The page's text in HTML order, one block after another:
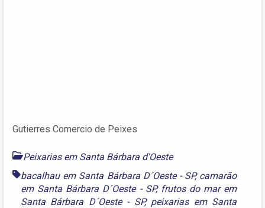
Gutierres Comercio de Peixes
Peixarias em Santa Bárbara d'Oeste
bacalhau em Santa Bárbara D´Oeste - SP, camarão
em Santa Bárbara D´Oeste - SP, frutos do mar em
Santa Bárbara D´Oeste - SP, peixarias em Santa